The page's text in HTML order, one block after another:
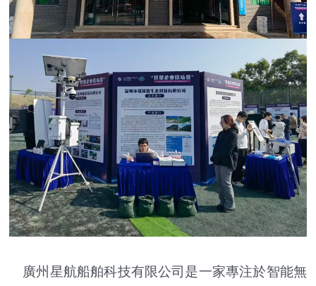
廣州星航船舶科技有限公司是一家專注於智能無